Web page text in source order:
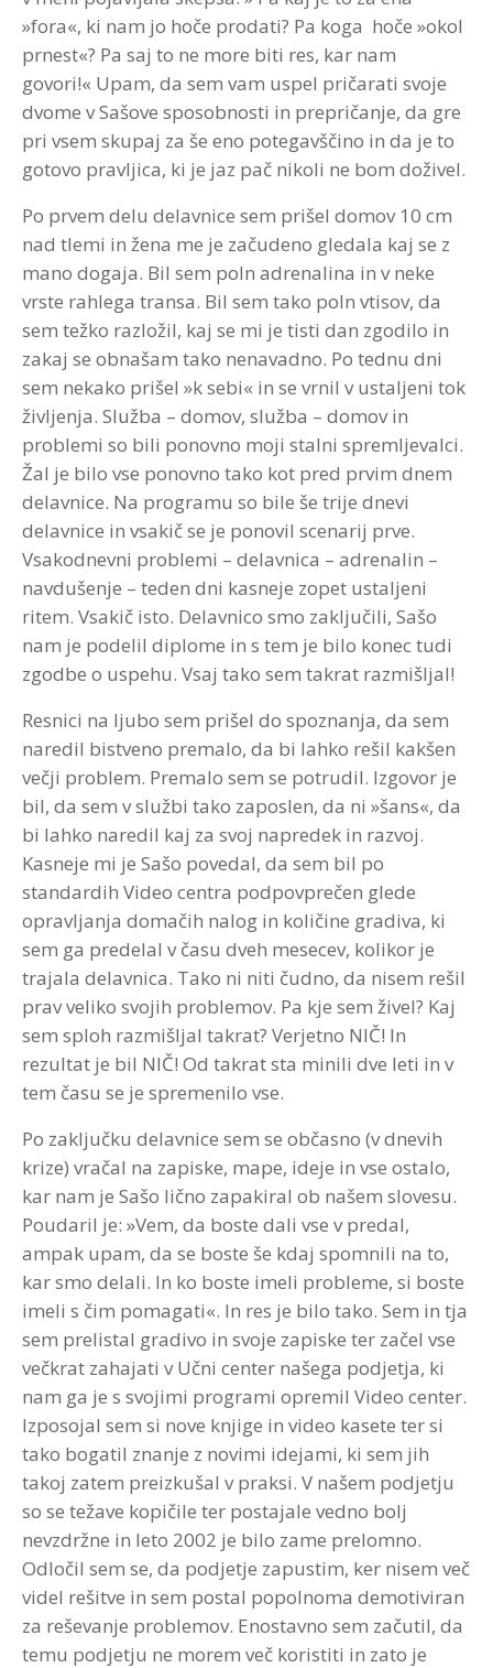
»fora«, ki nam jo hoče prodati? Pa koga hoče »okol
prnest«? Pa saj to ne more biti res, kar nam
govori!« Upam, da sem vam uspel pričarati svoje
dvome v Sašove sposobnosti in prepričanje, da gre
pri vsem skupaj za še eno potegavščino in da je to
gotovo pravljica, ki je jaz pač nikoli ne bom doživel.
Po prvem delu delavnice sem prišel domov 10 cm
nad tlemi in žena me je začudeno gledala kaj se z
mano dogaja. Bil sem poln adrenalina in v neke
vrste rahlega transa. Bil sem tako poln vtisov, da
sem težko razložil, kaj se mi je tisti dan zgodilo in
zakaj se obnašam tako nenavadno. Po tednu dni
sem nekako prišel »k sebi« in se vrnil v ustaljeni tok
življenja. Služba – domov, služba – domov in
problemi so bili ponovno moji stalni spremljevalci.
Žal je bilo vse ponovno tako kot pred prvim dnem
delavnice. Na programu so bile še trije dnevi
delavnice in vsakič se je ponovil scenarij prve.
Vsakodnevni problemi – delavnica – adrenalin –
navdušenje – teden dni kasneje zopet ustaljeni
ritem. Vsakič isto. Delavnico smo zaključili, Sašo
nam je podelil diplome in s tem je bilo konec tudi
zgodbe o uspehu. Vsaj tako sem takrat razmišljal!
Resnici na ljubo sem prišel do spoznanja, da sem
naredil bistveno premalo, da bi lahko rešil kakšen
večji problem. Premalo sem se potrudil. Izgovor je
bil, da sem v službi tako zaposlen, da ni »šans«, da
bi lahko naredil kaj za svoj napredek in razvoj.
Kasneje mi je Sašo povedal, da sem bil po
standardih Video centra podpovprečen glede
opravljanja domačih nalog in količine gradiva, ki
sem ga predelal v času dveh mesecev, kolikor je
trajala delavnica. Tako ni niti čudno, da nisem rešil
prav veliko svojih problemov. Pa kje sem živel? Kaj
sem sploh razmišljal takrat? Verjetno NIČ! In
rezultat je bil NIČ! Od takrat sta minili dve leti in v
tem času se je spremenilo vse.
Po zaključku delavnice sem se občasno (v dnevih
krize) vračal na zapiske, mape, ideje in vse ostalo,
kar nam je Sašo lično zapakiral ob našem slovesu.
Poudaril je: »Vem, da boste dali vse v predal,
ampak upam, da se boste še kdaj spomnili na to,
kar smo delali. In ko boste imeli probleme, si boste
imeli s čim pomagati«. In res je bilo tako. Sem in tja
sem prelistal gradivo in svoje zapiske ter začel vse
večkrat zahajati v Učni center našega podjetja, ki
nam ga je s svojimi programi opremil Video center.
Izposojal sem si nove knjige in video kasete ter si
tako bogatil znanje z novimi idejami, ki sem jih
takoj zatem preizkušal v praksi. V našem podjetju
so se težave kopičile ter postajale vedno bolj
nevzdržne in leto 2002 je bilo zame prelomno.
Odločil sem se, da podjetje zapustim, ker nisem več
videl rešitve in sem postal popolnoma demotiviran
za reševanje problemov. Enostavno sem začutil, da
temu podjetju ne morem več koristiti in zato je